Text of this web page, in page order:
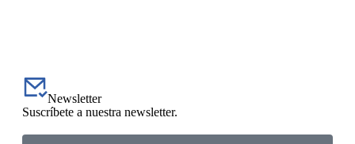
Newsletter
Suscríbete a nuestra newsletter.